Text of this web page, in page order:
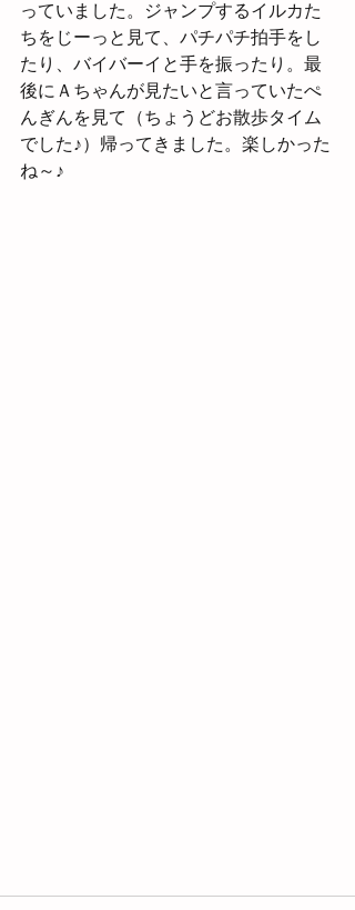
っていました。ジャンプするイルカた
ちをじーっと見て、パチパチ拍手をし
たり、バイバーイと手を振ったり。最
後にＡちゃんが見たいと言っていたぺ
んぎんを見て（ちょうどお散歩タイム
でした♪）帰ってきました。楽しかった
ね～♪